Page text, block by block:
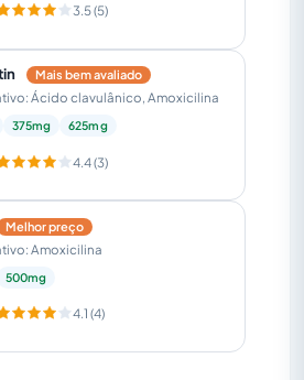
3.5 (5)
Mais bem avaliado
Ácido clavulânico, Amoxicilina
375mg 625mg
4.4 (3)
Melhor preço
Amoxicilina
500mg
4.1 (4)